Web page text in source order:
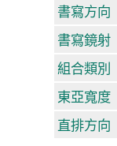
書寫方向
書寫鏡射
組合類別
東亞寬度
直排方向